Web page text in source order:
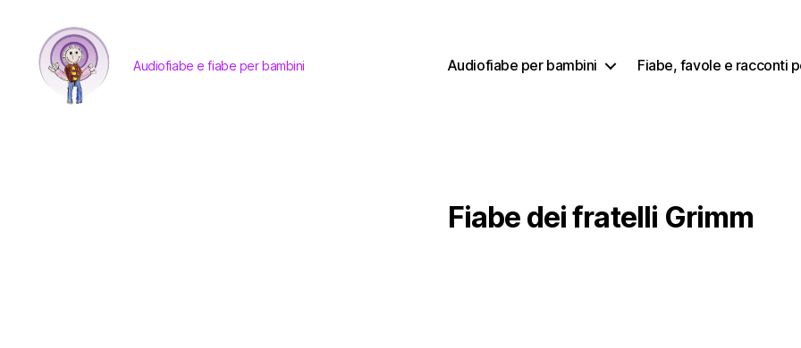
Audiofiabe e fiabe per bambini Audiofiabe per bambini Fiabe, favole e racconti
Fiabe dei fratelli Grimm